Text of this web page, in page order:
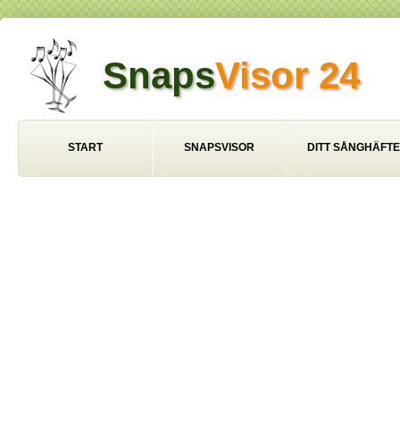
SnapsVisor 24
START SNAPSVISOR DITT SÅNGHÄFTE